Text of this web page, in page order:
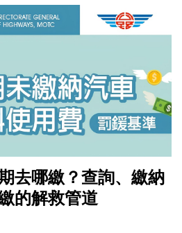
去哪繳？查詢、繳納
的解救管道